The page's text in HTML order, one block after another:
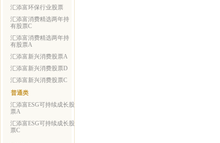
汇添富环保行业股票
汇添富消费精选两年持
有股票C
汇添富消费精选两年持
有股票A
汇添富新兴消费股票A
汇添富新兴消费股票D
汇添富新兴消费股票C
普通类
汇添富ESG可持续成长股
票A
汇添富ESG可持续成长股
票C